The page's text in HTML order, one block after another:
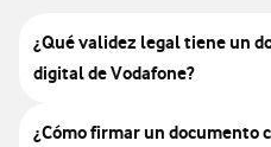
¿Qué validez legal tiene un
digital de Vodafone?
¿Cómo firmar un documento